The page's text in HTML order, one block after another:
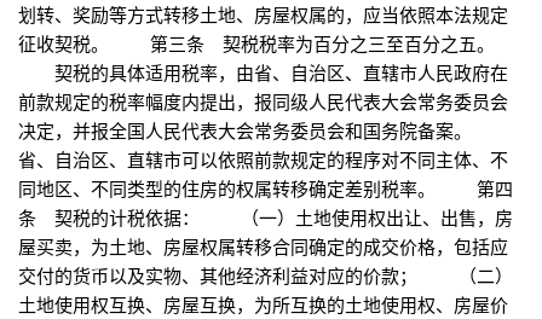
划转、奖励等方式转移土地、房屋权属的，应当依照本法规定
征收契税。 第三条 契税税率为百分之三至百分之五。
契税的具体适用税率，由省、自治区、直辖市人民政府在
前款规定的税率幅度内提出，报同级人民代表大会常务委员会
决定，并报全国人民代表大会常务委员会和国务院备案。
省、自治区、直辖市可以依照前款规定的程序对不同主体、不
同地区、不同类型的住房的权属转移确定差别税率。 第四
条 契税的计税依据： （一）土地使用权出让、出售，房
屋买卖，为土地、房屋权属转移合同确定的成交价格，包括应
交付的货币以及实物、其他经济利益对应的价款； （二）
土地使用权互换、房屋互换，为所互换的土地使用权、房屋价